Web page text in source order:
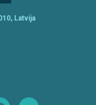
Latvija